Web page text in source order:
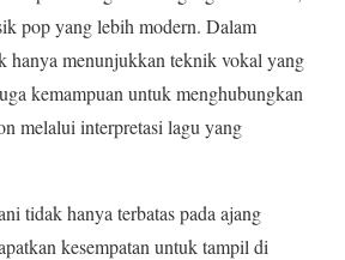
pop yang lebih modern. Dalam
hanya menunjukkan teknik vokal yang
kemampuan untuk menghubungkan
melalui interpretasi lagu yang
tidak hanya terbatas pada ajang
kesempatan untuk tampil di